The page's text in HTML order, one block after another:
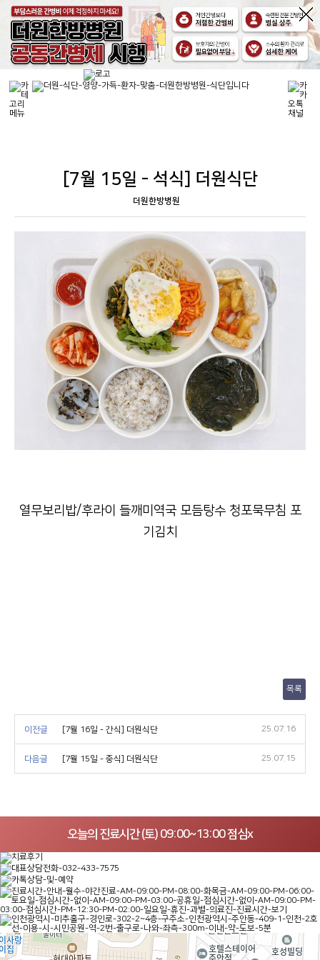
[7월 15일 - 석식] 더원식단
더원한방병원
열무보리밥/후라이 들깨미역국 모듬탕수 청포묵무침 포
기김치
목록
이전글 [7월 16일 - 간식] 더원식단 25.07.16
다음글 [7월 15일 - 중식] 더원식단 25.07.15
오늘의 진료시간 (토) 09:00~13:00 점심x